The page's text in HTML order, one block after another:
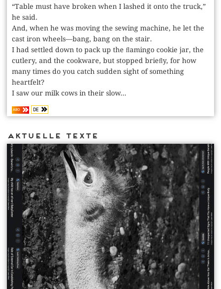
“Table must have broken when I lashed it onto the truck,”
he said.
And, when he was moving the sewing machine, he let the
cast iron wheels—bang, bang on the stair.
I had settled down to pack up the ﬂamingo cookie jar, the
cutlery, and the cookware, but stopped brieﬂy, for how
many times do you catch sudden sight of something
heartfelt?
I saw our milk cows in their slow...
ABO DE
Aktuelle Texte